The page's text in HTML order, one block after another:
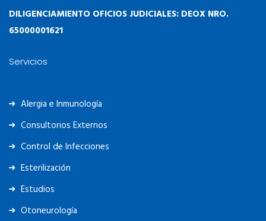
DILIGENCIAMIENTO OFICIOS JUDICIALES: DEOX NRO.
65000001621
Servicios
Alergia e Inmunología
Consultorios Externos
Control de Infecciones
Esterilización
Estudios
Otoneurología